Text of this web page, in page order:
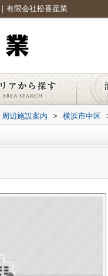
有限会社松喜産業
周辺施設案内 > 横浜市中区